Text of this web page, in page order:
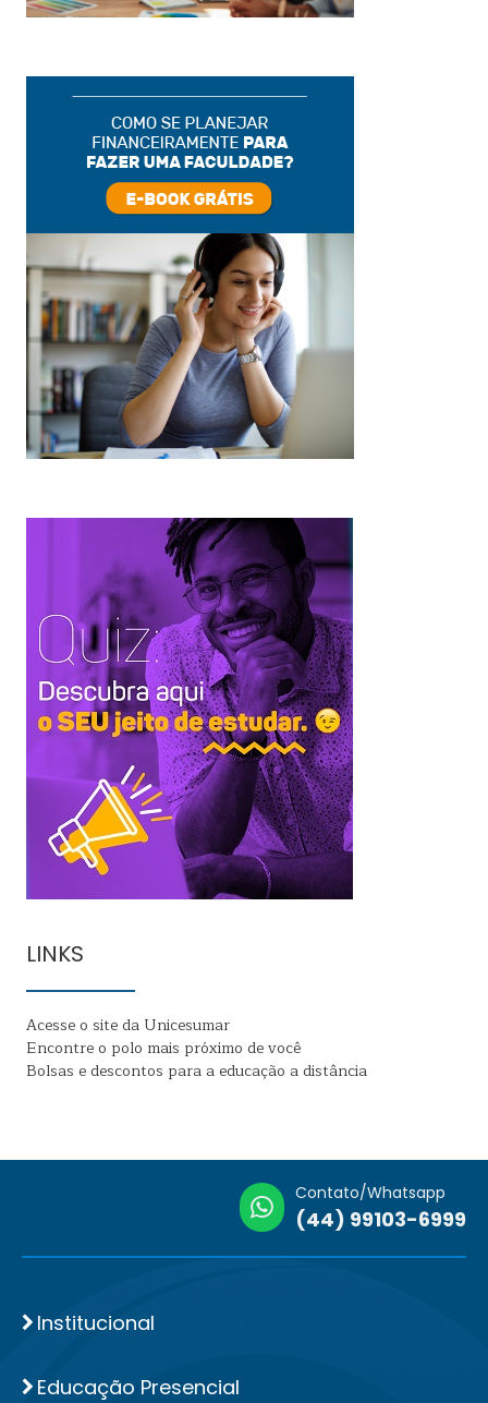
LINKS
Acesse o site da Unicesumar
Encontre o polo mais próximo de você
Bolsas e descontos para a educação a distância
Contato/Whatsapp
(44) 99103-6999
Institucional
Educação Presencial